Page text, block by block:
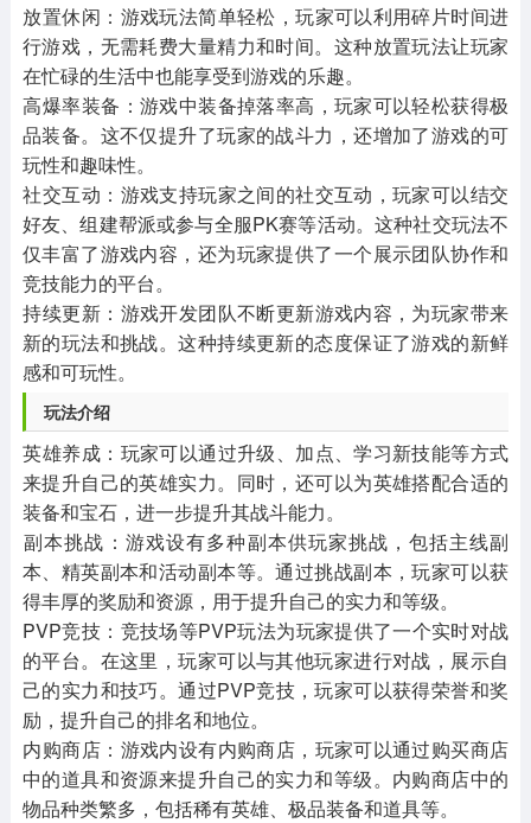
‌放置休闲‌：游戏玩法简单轻松，玩家可以利用碎片时间进
行游戏，无需耗费大量精力和时间。这种放置玩法让玩家
在忙碌的生活中也能享受到游戏的乐趣。
‌高爆率装备‌：游戏中装备掉落率高，玩家可以轻松获得极
品装备。这不仅提升了玩家的战斗力，还增加了游戏的可
玩性和趣味性。
‌社交互动‌：游戏支持玩家之间的社交互动，玩家可以结交
好友、组建帮派或参与全服PK赛等活动。这种社交玩法不
仅丰富了游戏内容，还为玩家提供了一个展示团队协作和
竞技能力的平台。
‌持续更新‌：游戏开发团队不断更新游戏内容，为玩家带来
新的玩法和挑战。这种持续更新的态度保证了游戏的新鲜
感和可玩性。
‌玩法介绍‌
‌英雄养成‌：玩家可以通过升级、加点、学习新技能等方式
来提升自己的英雄实力。同时，还可以为英雄搭配合适的
装备和宝石，进一步提升其战斗能力。
‌副本挑战‌：游戏设有多种副本供玩家挑战，包括主线副
本、精英副本和活动副本等。通过挑战副本，玩家可以获
得丰厚的奖励和资源，用于提升自己的实力和等级。
‌PVP竞技‌：竞技场等PVP玩法为玩家提供了一个实时对战
的平台。在这里，玩家可以与其他玩家进行对战，展示自
己的实力和技巧。通过PVP竞技，玩家可以获得荣誉和奖
励，提升自己的排名和地位。
‌内购商店‌：游戏内设有内购商店，玩家可以通过购买商店
中的道具和资源来提升自己的实力和等级。内购商店中的
物品种类繁多，包括稀有英雄、极品装备和道具等。